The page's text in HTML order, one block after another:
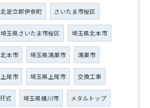
北足立郡伊奈町 さいたま市桜区
埼玉県さいたま市桜区 埼玉県北本市
北本市 埼玉県鴻巣市 鴻巣市
上尾市 埼玉県上尾市 交換工事
FF式 埼玉県桶川市 メタルトップ